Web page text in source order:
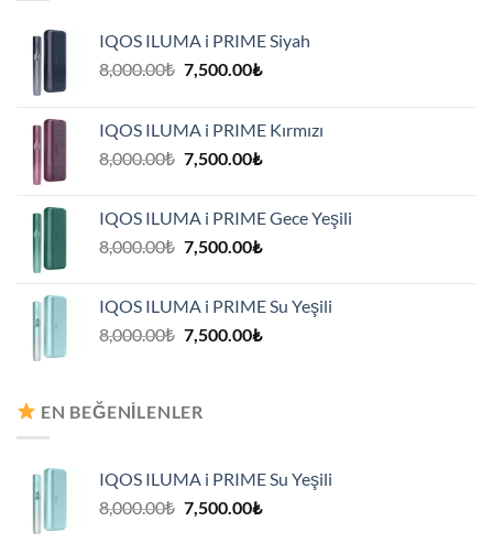
IQOS ILUMA i PRIME Siyah
8,000.00₺ Orijinal
7,500.00₺Şu
7,500.00₺.
IQOS ILUMA i PRIME Kırmızı
8,000.00₺ Orijinal
7,500.00₺Şu
7,500.00₺.
IQOS ILUMA i PRIME Gece Yeşili
8,000.00₺ Orijinal
7,500.00₺Şu
7,500.00₺.
IQOS ILUMA i PRIME Su Yeşili
8,000.00₺ Orijinal
7,500.00₺Şu
EN BEĞENILENLER
IQOS ILUMA i PRIME Su Yeşili
8,000.00₺ Orijinal
7,500.00₺Şu